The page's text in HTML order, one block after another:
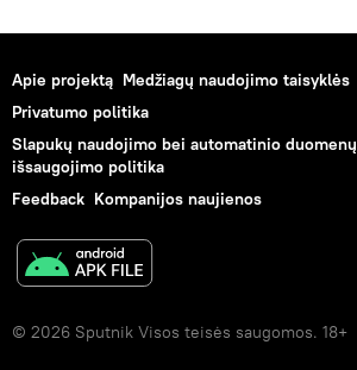
Apie projektą Medžiagų naudojimo taisyklės
Privatumo politika
Slapukų naudojimo bei automatinio duomenų
išsaugojimo politika
Feedback Kompanijos naujienos
© 2026 Sputnik Visos teisės saugomos. 18+